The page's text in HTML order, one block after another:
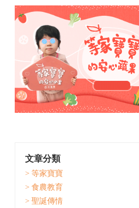
文章分類
> 等家寶寶
> 食農教育
> 聖誕傳情